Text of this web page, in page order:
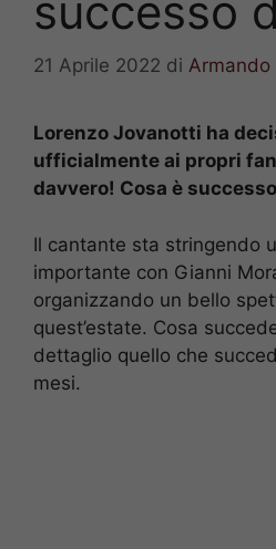
successo
21 Aprile 2022 di Armando
Lorenzo Jovanotti ha
ufficialmente ai propri
davvero! Cosa è
Il cantante sta stringendo
importante con Gianni
organizzando un bello
quest’estate. Cosa
dettaglio quello che
mesi.